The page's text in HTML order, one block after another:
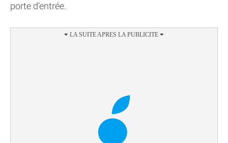
porte d'entrée.